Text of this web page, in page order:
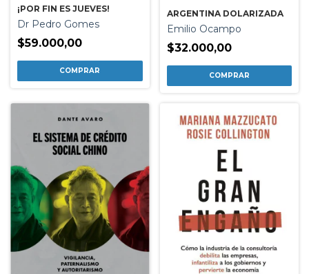
¡POR FIN ES JUEVES!
Dr Pedro Gomes
$59.000,00
ARGENTINA DOLARIZADA
Emilio Ocampo
$32.000,00